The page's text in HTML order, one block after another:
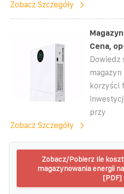
Zobacz Szczegóły
Cena,
Dowiedz
magazyn
korzyści
przy
Zobacz Szczegóły
Zobacz/Pobierz Ile
magazynowania energii
[PDF]